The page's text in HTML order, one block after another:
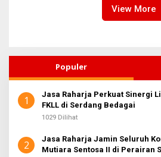
View More
Populer
1
Jasa Raharja Perkuat Sinergi
FKLL di Serdang Bedagai
1029 Dilihat
2
Jasa Raharja Jamin Seluruh
Mutiara Sentosa II di Perairan